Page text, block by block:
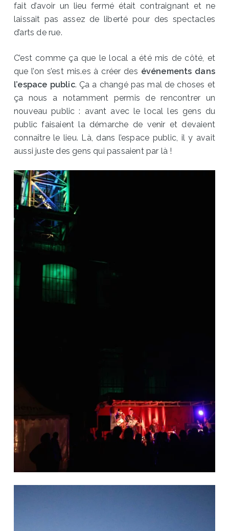
fait d’avoir un lieu fermé était contraignant et ne
laissait pas assez de liberté pour des spectacles
d’arts de rue.
C’est comme ça que le local a été mis de côté, et
que l’on s’est mis.es à créer des événements dans
l’espace public. Ça a changé pas mal de choses et
ça nous a notamment permis de rencontrer un
nouveau public : avant avec le local les gens du
public faisaient la démarche de venir et devaient
connaître le lieu. Là, dans l’espace public, il y avait
aussi juste des gens qui passaient par là !